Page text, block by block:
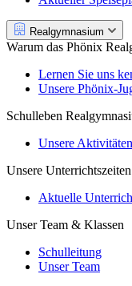
Realgymnasium
Warum das Phönix
Lernen Sie uns
Unsere Phönix-
Schulleben
Unsere Aktivitäten
Unsere Unterrichtszeiten
Aktuelle
Unser Team & Klassen
Schulleitung
Unser Team